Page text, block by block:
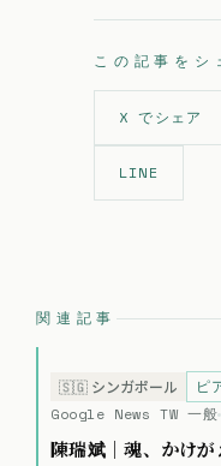
この記事をシ
X でシェア
LINE
関連記事
🇸🇬 シンガポール ピ
Google News TW 一般
陳瑞斌｜魂、かけ